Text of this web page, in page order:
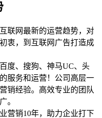
联网最新的运营趋势，对
衷，到互联网广告打造成
度、搜狗、神马UC、头
服务和运营！公司高层一
销经验。高效专业的团队
。
营销10年，助力企业打下